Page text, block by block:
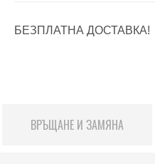
БЕЗПЛАТНА ДОСТАВКА!
ВРЪЩАНЕ И ЗАМЯНА